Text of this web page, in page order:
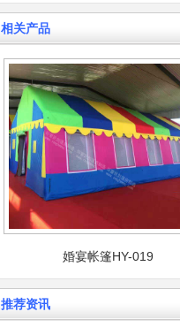
相关产品
婚宴帐篷HY-019
推荐资讯